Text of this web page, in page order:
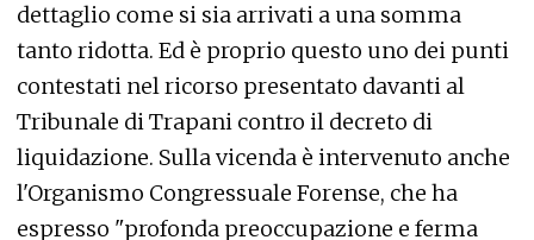
dettaglio come si sia arrivati a una somma
tanto ridotta. Ed è proprio questo uno dei punti
contestati nel ricorso presentato davanti al
Tribunale di Trapani contro il decreto di
liquidazione. Sulla vicenda è intervenuto anche
l'Organismo Congressuale Forense, che ha
espresso "profonda preoccupazione e ferma